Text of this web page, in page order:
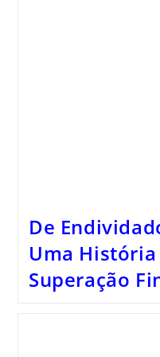
De
Uma História
Superação